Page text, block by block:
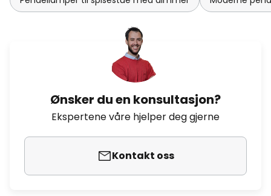
Ønsker du en konsultasjon?
Ekspertene våre hjelper deg gjerne
Kontakt oss